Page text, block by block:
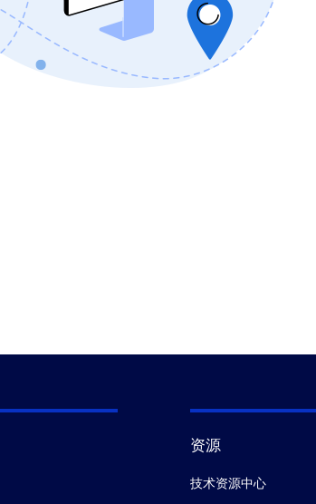
资源
技术资源中心